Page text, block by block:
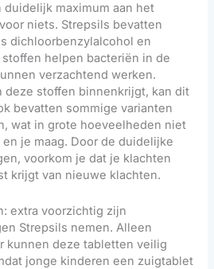
duidelijk maximum aan het
niets. Strepsils bevatten
dichloorbenzylalcohol en
helpen bacteriën in de
verzachtend werken.
deze stoffen binnenkrijgt, kan dit
bevatten sommige varianten
wat in grote hoeveelheden niet
je maag. Door de duidelijke
voorkom je dat je klachten
krijgt van nieuwe klachten.
extra voorzichtig zijn
Strepsils nemen. Alleen
kunnen deze tabletten veilig
jonge kinderen een zuigtablet